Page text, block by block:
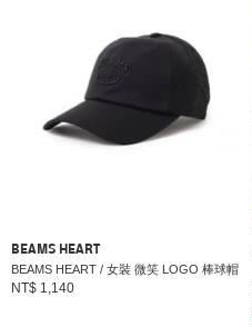
BEAMS HEART
BEAMS HEART / 女裝 微笑 LOGO 棒球帽
NT$ 1,140